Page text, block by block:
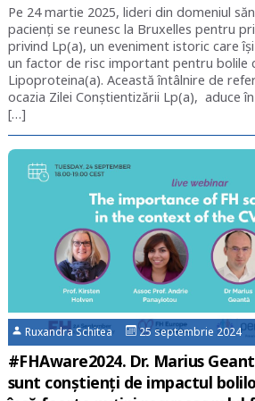
Pe 24 martie 2025, lideri din domeniul
pacienți se reunesc la Bruxelles pentru
privind Lp(a), un eveniment istoric care
un factor de risc important pentru bolile
Lipoproteina(a). Această întâlnire de
ocazia Zilei Conștientizării Lp(a), aduce
[…]
Ruxandra Schitea 25 septembrie 2024
#FHAware2024. Dr. Marius
sunt conștienți de impactul